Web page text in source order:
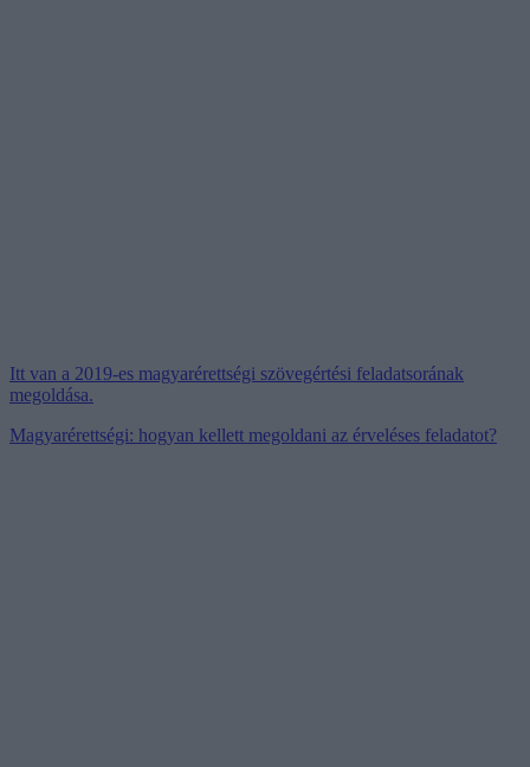
Itt van a 2019-es magyarérettségi szövegértési feladatsorának
megoldása.
Magyarérettségi: hogyan kellett megoldani az érveléses feladatot?